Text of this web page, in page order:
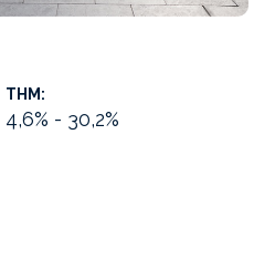
THM:
4,6% - 30,2%